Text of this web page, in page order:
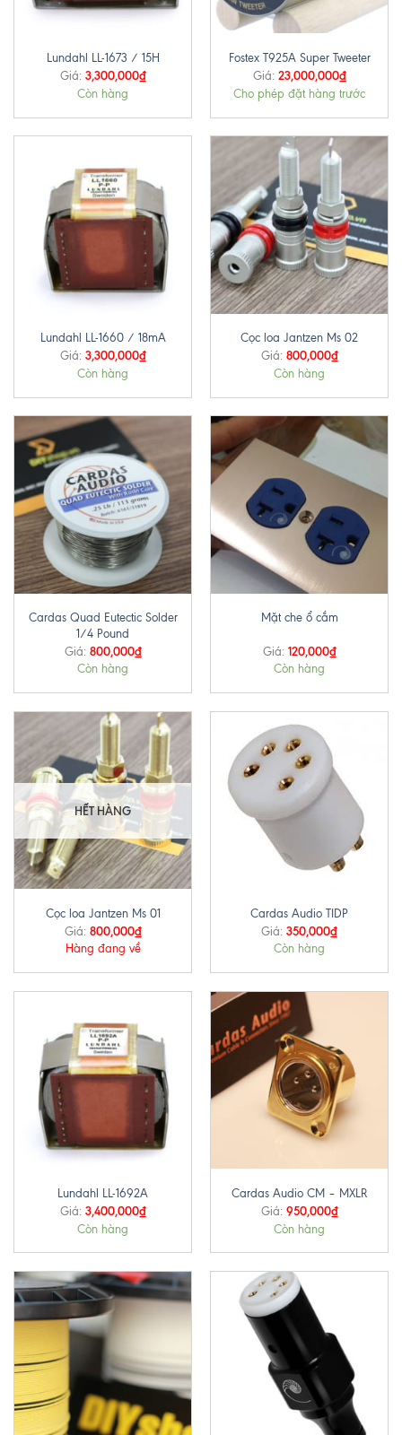
Lundahl LL-1673 / 15H
Giá: 3,300,000₫
Còn hàng
Fostex T925A Super Tweeter
Giá: 23,000,000₫
Cho phép đặt hàng trước
Lundahl LL-1660 / 18mA
Giá: 3,300,000₫
Còn hàng
Cọc loa Jantzen Ms 02
Giá: 800,000₫
Còn hàng
Cardas Quad Eutectic Solder
1/4 Pound
Giá: 800,000₫
Còn hàng
Mặt che ổ cắm
Giá: 120,000₫
Còn hàng
HẾT HÀNG
Cọc loa Jantzen Ms 01
Giá: 800,000₫
Hàng đang về
Cardas Audio TIDP
Giá: 350,000₫
Còn hàng
Lundahl LL-1692A
Giá: 3,400,000₫
Còn hàng
Cardas Audio CM – MXLR
Giá: 950,000₫
Còn hàng